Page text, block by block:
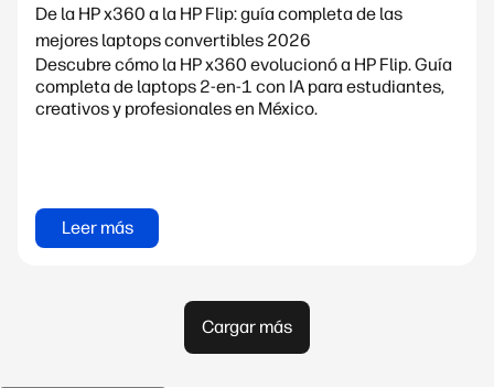
De la HP x360 a la HP Flip: guía completa de las
mejores laptops convertibles 2026
Descubre cómo la HP x360 evolucionó a HP Flip. Guía
completa de laptops 2-en-1 con IA para estudiantes,
creativos y profesionales en México.
Leer más
Cargar más